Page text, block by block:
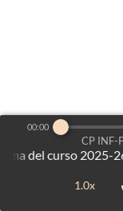
CP INF-
del curso 2025-
1.0x
00:00
Dirección General
Consejería de